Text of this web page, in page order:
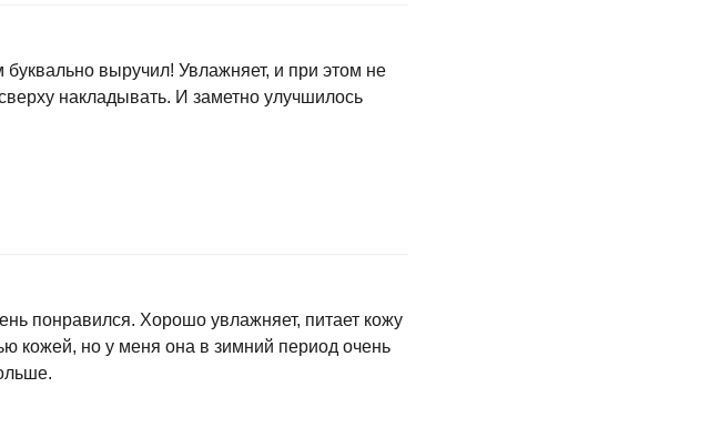
выручил! Увлажняет, и при этом не
накладывать. И заметно улучшилось
понравился. Хорошо увлажняет, питает кожу
кожей, но у меня она в зимний период очень